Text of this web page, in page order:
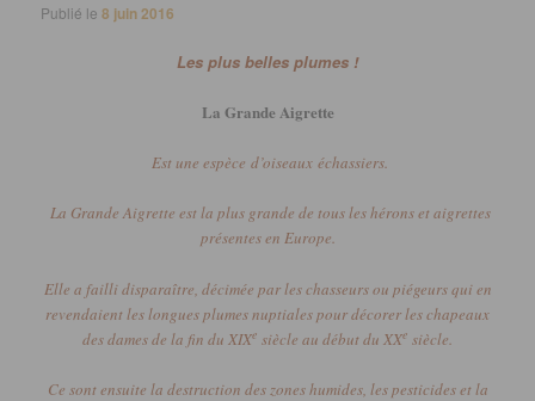
Publié le8 juin 2016
Les plus belles plumes !
La Grande Aigrette
Est une espèce d’oiseaux échassiers.
La Grande Aigrette est la plus grande de tous les hérons et aigrettes
présentes en Europe.
Elle a failli disparaître, décimée par les chasseurs ou piégeurs qui en
revendaient les longues plumes nuptiales pour décorer les chapeaux
des dames de la fin du XIXe siècle au début du XXe siècle.
Ce sont ensuite la destruction des zones humides, les pesticides et la